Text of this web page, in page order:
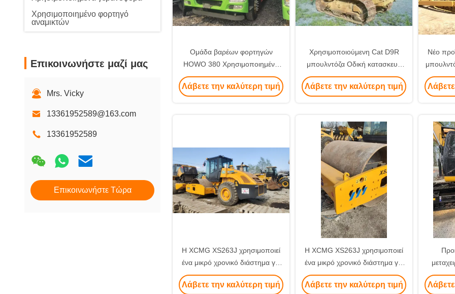
Χρησιμοποιημένο φορτηγό
αναμικτών
Χρησιμοποιημένα τροχαία
Εφοδιαστικό μηχανισμό
Επικοινωνήστε μαζί μας
Mrs. Vicky
13361952589@163.com
13361952589
Επικοινωνήστε Τώρα
Ομάδα βαρέων φορτηγών
HOWO 380 Χρησιμοποιημένο
φορτηγό απορριμμάτων με
ανώτερη ποιότητα
Λάβετε την καλύτερη τιμή
Χρησιμοποιούμενη Cat D9R
μπουλντόζα Οδική κατασκευή
Μεταχειρισμένα κατασκευαστικά
μηχανήματα
Λάβετε την καλύτερη τιμή
Νέο
Η XCMG XS263J χρησιμοποιεί
ένα μικρό χρονικό διάστημα για
την άμεση πώληση
Λάβετε την καλύτερη τιμή
Η XCMG XS263J χρησιμοποιεί
ένα μικρό χρονικό διάστημα για
την άμεση πώληση
Λάβετε την καλύτερη τιμή
CAT